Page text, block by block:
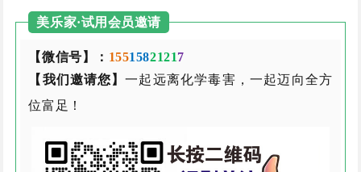
美乐家·试用会员邀请
【微信号】： 15515821217
【我们邀请您】一起远离化学毒害，一起迈向全方
位富足！